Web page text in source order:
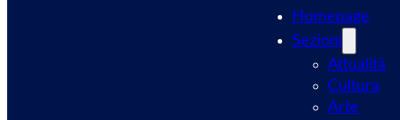
Homepage
Sezioni
Attualità
Cultura
Arte